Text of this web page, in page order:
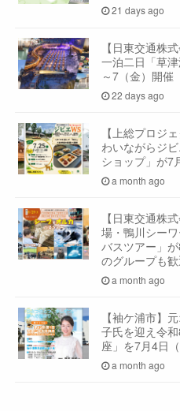
21 days ago
【日東交通株
一泊二日「草
～7（金）開催
22 days ago
【上総プロジ
わいながらジ
ショップ」が7
a month ago
【日東交通株
場・鴨川シー
バスツアー」
のグループも歓
a month ago
【袖ケ浦市】
子氏を迎え令
座」を7月4日
a month ago